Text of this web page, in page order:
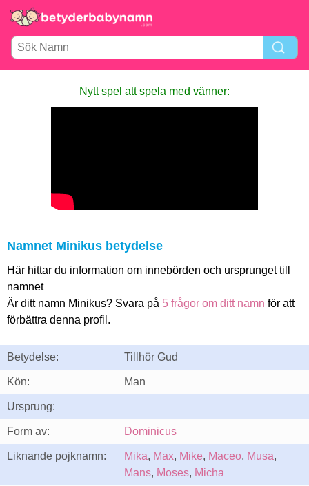
Nytt spel att spela med vänner:
Namnet Minikus betydelse
Här hittar du information om innebörden och ursprunget till
namnet
Är ditt namn Minikus? Svara på 5 frågor om ditt namn för att
förbättra denna profil.
Betydelse: Tillhör Gud
Kön: Man
Ursprung:
Form av: Dominicus
Liknande pojknamn: Mika, Max, Mike, Maceo, Musa,
Mans, Moses, Micha